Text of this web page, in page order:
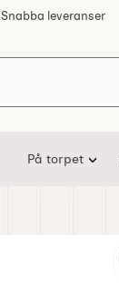
Snabba leveranser
På torpet